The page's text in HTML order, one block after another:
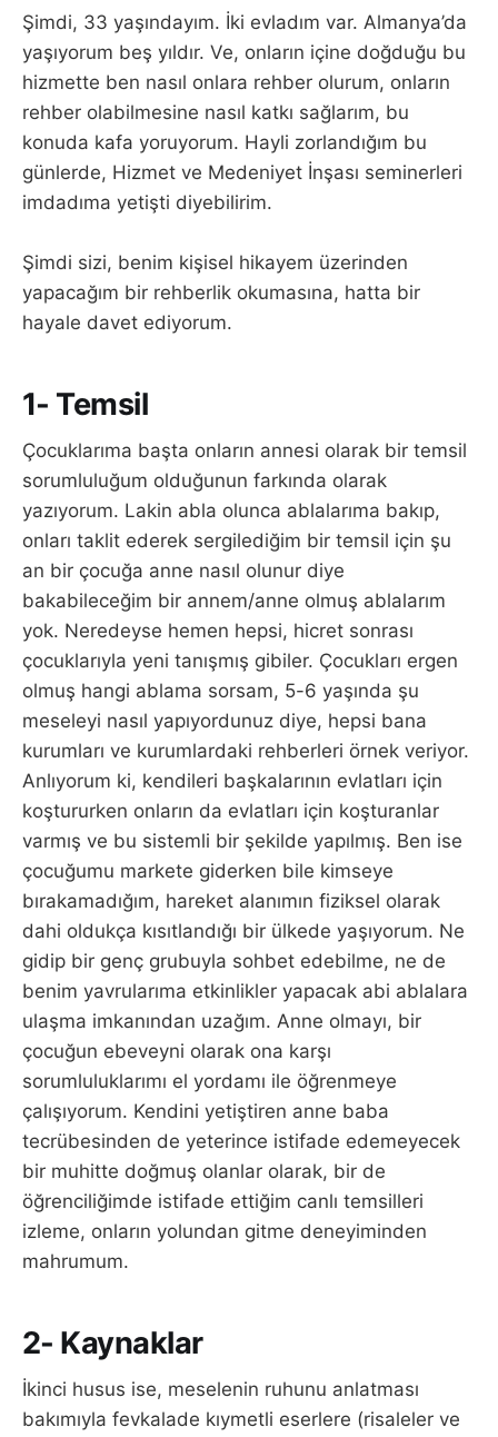
Şimdi, 33 yaşındayım. İki evladım var. Almanya’da
yaşıyorum beş yıldır. Ve, onların içine doğduğu bu
hizmette ben nasıl onlara rehber olurum, onların
rehber olabilmesine nasıl katkı sağlarım, bu
konuda kafa yoruyorum. Hayli zorlandığım bu
günlerde, Hizmet ve Medeniyet İnşası seminerleri
imdadıma yetişti diyebilirim.
Şimdi sizi, benim kişisel hikayem üzerinden
yapacağım bir rehberlik okumasına, hatta bir
hayale davet ediyorum.
1- Temsil
Çocuklarıma başta onların annesi olarak bir temsil
sorumluluğum olduğunun farkında olarak
yazıyorum. Lakin abla olunca ablalarıma bakıp,
onları taklit ederek sergilediğim bir temsil için şu
an bir çocuğa anne nasıl olunur diye
bakabileceğim bir annem/anne olmuş ablalarım
yok. Neredeyse hemen hepsi, hicret sonrası
çocuklarıyla yeni tanışmış gibiler. Çocukları ergen
olmuş hangi ablama sorsam, 5-6 yaşında şu
meseleyi nasıl yapıyordunuz diye, hepsi bana
kurumları ve kurumlardaki rehberleri örnek veriyor.
Anlıyorum ki, kendileri başkalarının evlatları için
koştururken onların da evlatları için koşturanlar
varmış ve bu sistemli bir şekilde yapılmış. Ben ise
çocuğumu markete giderken bile kimseye
bırakamadığım, hareket alanımın fiziksel olarak
dahi oldukça kısıtlandığı bir ülkede yaşıyorum. Ne
gidip bir genç grubuyla sohbet edebilme, ne de
benim yavrularıma etkinlikler yapacak abi ablalara
ulaşma imkanından uzağım. Anne olmayı, bir
çocuğun ebeveyni olarak ona karşı
sorumluluklarımı el yordamı ile öğrenmeye
çalışıyorum. Kendini yetiştiren anne baba
tecrübesinden de yeterince istifade edemeyecek
bir muhitte doğmuş olanlar olarak, bir de
öğrenciliğimde istifade ettiğim canlı temsilleri
izleme, onların yolundan gitme deneyiminden
mahrumum.
2- Kaynaklar
İkinci husus ise, meselenin ruhunu anlatması
bakımıyla fevkalade kıymetli eserlere (risaleler ve